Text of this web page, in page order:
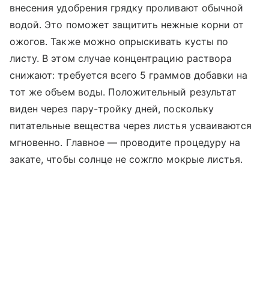
внесения удобрения грядку проливают обычной
водой. Это поможет защитить нежные корни от
ожогов. Также можно опрыскивать кусты по
листу. В этом случае концентрацию раствора
снижают: требуется всего 5 граммов добавки на
тот же объем воды. Положительный результат
виден через пару-тройку дней, поскольку
питательные вещества через листья усваиваются
мгновенно. Главное — проводите процедуру на
закате, чтобы солнце не сожгло мокрые листья.